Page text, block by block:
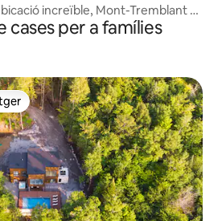
increïble, Mont-Tremblant /
cases per a famílies